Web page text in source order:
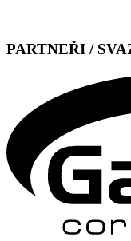
PARTNEŘI /